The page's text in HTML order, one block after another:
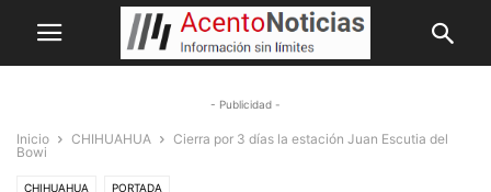
- Publicidad -
Inicio CHIHUAHUA
Cierra por 3 días la estación Juan Escutia del
Bowi
CHIHUAHUA PORTADA